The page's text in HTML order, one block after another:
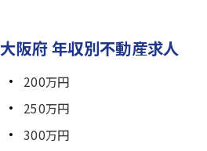
大阪府 年収別不動産求人
200万円
250万円
300万円